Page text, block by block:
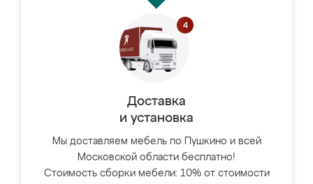
Доставка
и установка
Мы доставляем мебель по Пушкино и всей
Московской области бесплатно!
Стоимость сборки мебели: 10% от стоимости